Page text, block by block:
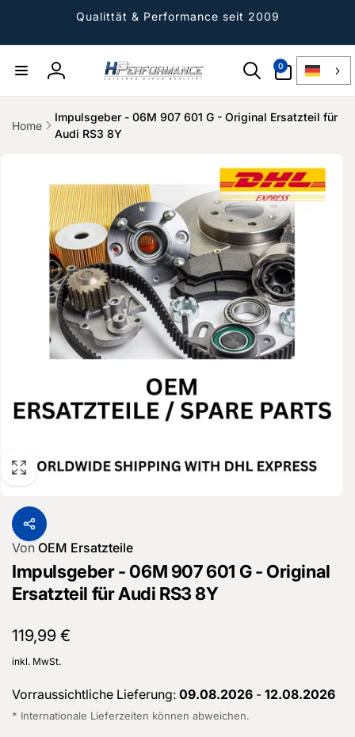
Qualittät & Performance seit 2009
Einloggen
0
Artikel
Home
Impulsgeber - 06M 907 601 G - Original Ersatzteil für
Audi RS3 8Y
Von OEM Ersatzteile
Impulsgeber - 06M 907 601 G - Original
Ersatzteil für Audi RS3 8Y
Normaler
Preis
119,99 €
inkl. MwSt.
Vorraussichtliche Lieferung: 09.08.2026 - 12.08.2026
* Internationale Lieferzeiten können abweichen.